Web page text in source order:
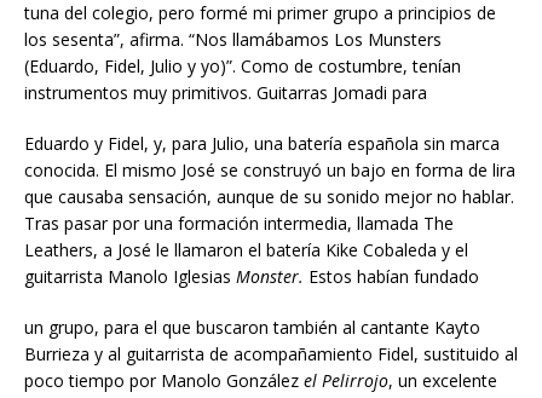
tuna del colegio, pero formé mi primer grupo a principios de
los sesenta”, afirma. “Nos llamábamos Los Munsters
(Eduardo, Fidel, Julio y yo)”. Como de costumbre, tenían
instrumentos muy primitivos. Guitarras Jomadi para
Eduardo y Fidel, y, para Julio, una batería española sin marca
conocida. El mismo José se construyó un bajo en forma de lira
que causaba sensación, aunque de su sonido mejor no hablar.
Tras pasar por una formación intermedia, llamada The
Leathers, a José le llamaron el batería Kike Cobaleda y el
guitarrista Manolo Iglesias Monster. Estos habían fundado
un grupo, para el que buscaron también al cantante Kayto
Burrieza y al guitarrista de acompañamiento Fidel, sustituido al
poco tiempo por Manolo González el Pelirrojo, un excelente